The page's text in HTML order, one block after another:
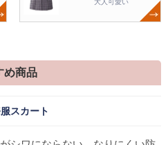
大人可愛い
め商品
スカート